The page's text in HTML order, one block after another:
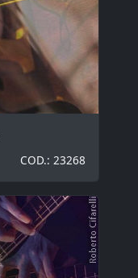
COD.: 23268